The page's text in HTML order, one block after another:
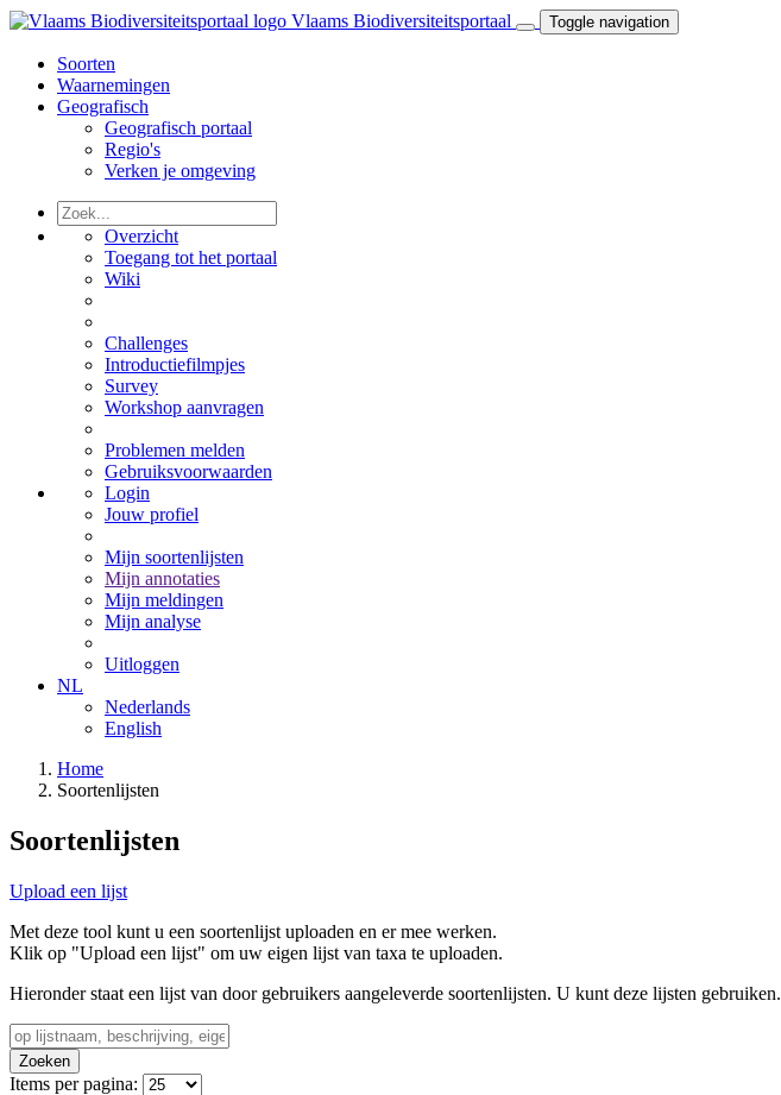
Vlaams Biodiversiteitsportaal Toggle navigation
Soorten
Waarnemingen
Geografisch
Geografisch portaal
Regio's
Verken je omgeving
Overzicht
Toegang tot het portaal
Wiki
Challenges
Introductiefilmpjes
Survey
Workshop aanvragen
Problemen melden
Gebruiksvoorwaarden
Login
Jouw profiel
Mijn soortenlijsten
Mijn annotaties
Mijn meldingen
Mijn analyse
Uitloggen
NL
Nederlands
English
Home
Soortenlijsten
Soortenlijsten
Upload een lijst
Met deze tool kunt u een soortenlijst uploaden en er mee werken.
Klik op "Upload een lijst" om uw eigen lijst van taxa te uploaden.
Hieronder staat een lijst van door gebruikers aangeleverde soortenlijsten. U kunt deze lijsten gebruiken.
Zoeken
Items per pagina: